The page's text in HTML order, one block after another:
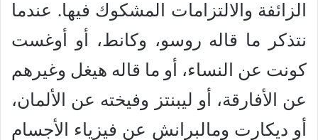
الزائفة والالتزامات المشكوك فيها. عندما
نتذكر ما قاله روسو، وكانط، أو أوغست
كونت عن النساء، أو ما قاله هيغل وغيرهم
عن الأفارقة، أو ليبنتز وفيخته عن الألمان،
أو ديكارت ومالبرانش عن فيزياء الأجسام